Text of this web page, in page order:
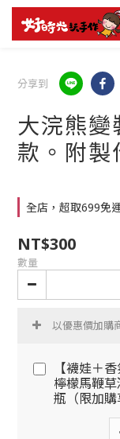
分享到
大浣熊變
款。附製
全店，超取699免
NT$300
數量
以優惠價加購
【襪娃＋
檸檬馬鞭
瓶（限加購